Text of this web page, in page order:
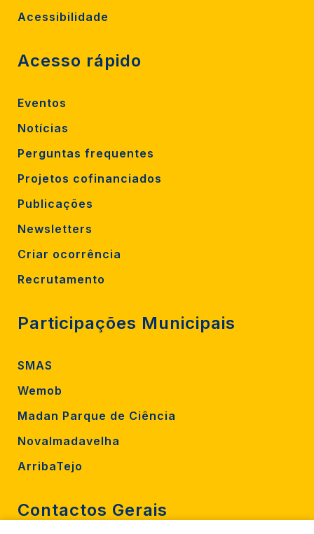
Acessibilidade
Acesso rápido
Eventos
Notícias
Perguntas frequentes
Projetos cofinanciados
Publicações
Newsletters
Criar ocorrência
Recrutamento
Participações Municipais
SMAS
Wemob
Madan Parque de Ciência
Novalmadavelha
ArribaTejo
Contactos Gerais